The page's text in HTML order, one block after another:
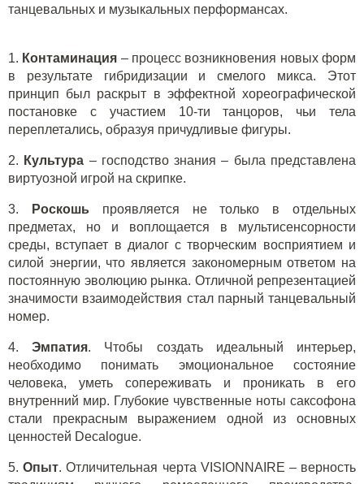
танцевальных и музыкальных перформансах.
1. Контаминация – процесс возникновения новых форм
в результате гибридизации и смелого микса. Этот
принцип был раскрыт в эффектной хореографической
постановке с участием 10-ти танцоров, чьи тела
переплетались, образуя причудливые фигуры.
2. Культура – господство знания – была представлена
виртуозной игрой на скрипке.
3. Роскошь проявляется не только в отдельных
предметах, но и воплощается в мультисенсорности
среды, вступает в диалог с творческим восприятием и
силой энергии, что является закономерным ответом на
постоянную эволюцию рынка. Отличной репрезентацией
значимости взаимодействия стал парный танцевальный
номер.
4.Эмпатия. Чтобы создать идеальный интерьер,
необходимо понимать эмоциональное состояние
человека, уметь сопереживать и проникать в его
внутренний мир. Глубокие чувственные ноты саксофона
стали прекрасным выражением одной из основных
ценностей Decalogue.
5.Опыт. Отличительная черта VISIONNAIRE – верность